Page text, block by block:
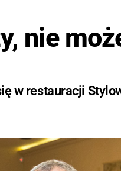
nie
w restauracji